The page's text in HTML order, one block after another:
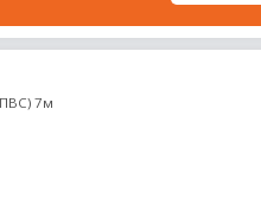
7м